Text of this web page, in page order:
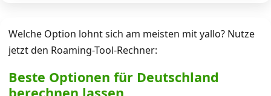
Welche Option lohnt sich am meisten mit yallo? Nutze
jetzt den Roaming-Tool-Rechner:
Beste Optionen für Deutschland